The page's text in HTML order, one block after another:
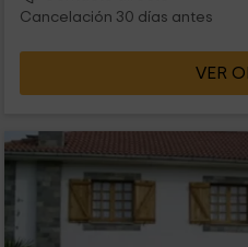
Cancelación 30 días antes
VER